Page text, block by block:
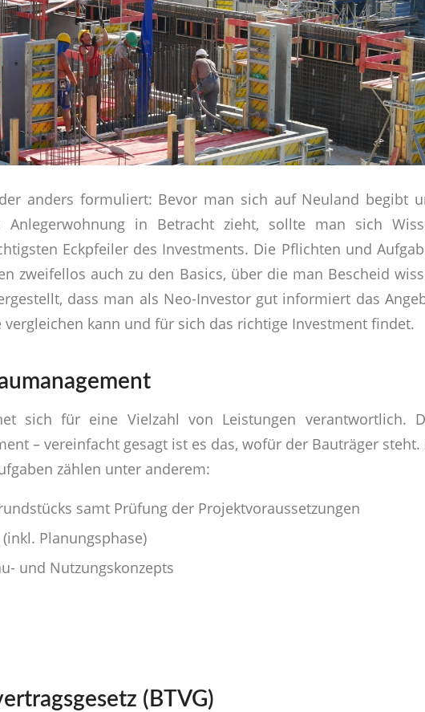
anders formuliert: Bevor man sich auf Neuland begibt
in Betracht zieht, sollte man sich
Eckpfeiler des Investments. Die Pflichten und
zweifellos auch zu den Basics, über die man Bescheid
dass man als Neo-Investor gut informiert das
vergleichen kann und für sich das richtige Investment findet.
sich für eine Vielzahl von Leistungen verantwortlich.
– vereinfacht gesagt ist es das, wofür der Bauträger steht.
zählen unter anderem:
samt Prüfung der Projektvoraussetzungen
Planungsphase)
und Nutzungskonzepts
(BTVG)